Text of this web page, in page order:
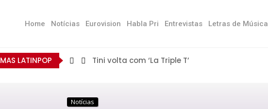
Home Notícias Eurovision Habla Pri Entrevistas Letras de Música
LATINPOP Tini volta com ‘La Triple T’
Notícias